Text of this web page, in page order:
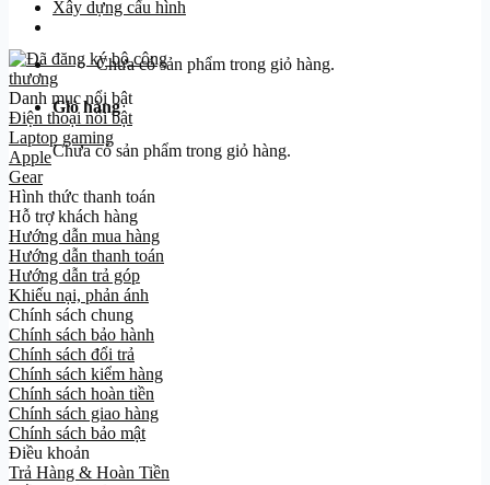
Xây dựng cấu hình
Chưa có sản phẩm trong giỏ hàng.
Giỏ hàng
Chưa có sản phẩm trong giỏ hàng.
Danh mục nổi bật
Điện thoại nổi bật
Laptop gaming
Apple
Gear
Hình thức thanh toán
Hỗ trợ khách hàng
Hướng dẫn mua hàng
Hướng dẫn thanh toán
Hướng dẫn trả góp
Khiếu nại, phản ánh
Chính sách chung
Chính sách bảo hành
Chính sách đổi trả
Chính sách kiểm hàng
Chính sách hoàn tiền
Chính sách giao hàng
Chính sách bảo mật
Điều khoản
Trả Hàng & Hoàn Tiền